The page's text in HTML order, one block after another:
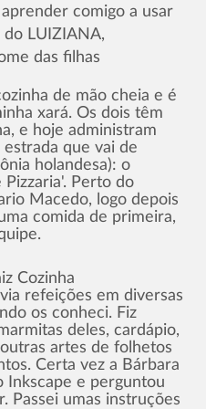
comigo a usar
LUIZIANA,
das filhas
de mão cheia e é
xará. Os dois têm
e hoje administram
que vai de
holandesa): o
Perto do
Macedo, logo depois
comida de primeira,
Cozinha
refeições em diversas
os conheci. Fiz
deles, cardápio,
artes de folhetos
Certa vez a Bárbara
Inkscape e perguntou
Passei umas instruções